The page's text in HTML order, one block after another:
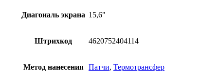
Диагональ экрана 15,6"
Штрихкод 4620752404114
Метод нанесения Патчи, Термотрансфер